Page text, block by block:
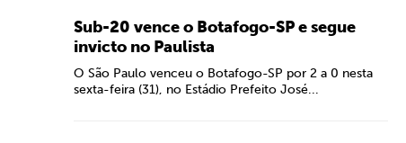
Sub-20 vence o Botafogo-SP e segue
invicto no Paulista
O São Paulo venceu o Botafogo-SP por 2 a 0 nesta
sexta-feira (31), no Estádio Prefeito José...